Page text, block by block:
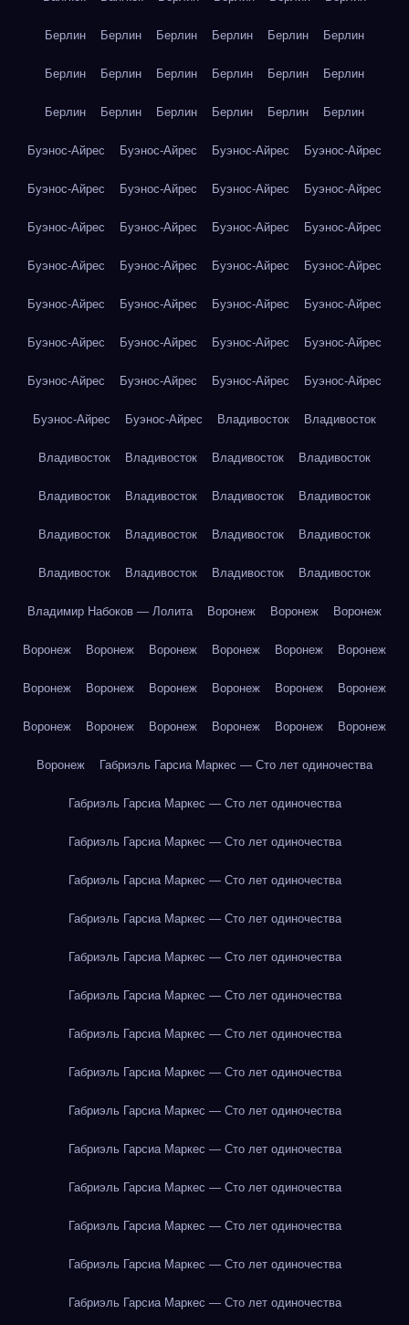
Берлин Берлин Берлин Берлин Берлин Берлин
Берлин Берлин Берлин Берлин Берлин Берлин
Берлин Берлин Берлин Берлин Берлин Берлин
Буэнос-Айрес Буэнос-Айрес Буэнос-Айрес Буэнос-Айрес
Буэнос-Айрес Буэнос-Айрес Буэнос-Айрес Буэнос-Айрес
Буэнос-Айрес Буэнос-Айрес Буэнос-Айрес Буэнос-Айрес
Буэнос-Айрес Буэнос-Айрес Буэнос-Айрес Буэнос-Айрес
Буэнос-Айрес Буэнос-Айрес Буэнос-Айрес Буэнос-Айрес
Буэнос-Айрес Буэнос-Айрес Буэнос-Айрес Буэнос-Айрес
Буэнос-Айрес Буэнос-Айрес Буэнос-Айрес Буэнос-Айрес
Буэнос-Айрес Буэнос-Айрес Владивосток Владивосток
Владивосток Владивосток Владивосток Владивосток
Владивосток Владивосток Владивосток Владивосток
Владивосток Владивосток Владивосток Владивосток
Владивосток Владивосток Владивосток Владивосток
Владимир Набоков — Лолита Воронеж Воронеж Воронеж
Воронеж Воронеж Воронеж Воронеж Воронеж Воронеж
Воронеж Воронеж Воронеж Воронеж Воронеж Воронеж
Воронеж Воронеж Воронеж Воронеж Воронеж Воронеж
Воронеж Габриэль Гарсиа Маркес — Сто лет одиночества
Габриэль Гарсиа Маркес — Сто лет одиночества
Габриэль Гарсиа Маркес — Сто лет одиночества
Габриэль Гарсиа Маркес — Сто лет одиночества
Габриэль Гарсиа Маркес — Сто лет одиночества
Габриэль Гарсиа Маркес — Сто лет одиночества
Габриэль Гарсиа Маркес — Сто лет одиночества
Габриэль Гарсиа Маркес — Сто лет одиночества
Габриэль Гарсиа Маркес — Сто лет одиночества
Габриэль Гарсиа Маркес — Сто лет одиночества
Габриэль Гарсиа Маркес — Сто лет одиночества
Габриэль Гарсиа Маркес — Сто лет одиночества
Габриэль Гарсиа Маркес — Сто лет одиночества
Габриэль Гарсиа Маркес — Сто лет одиночества
Габриэль Гарсиа Маркес — Сто лет одиночества